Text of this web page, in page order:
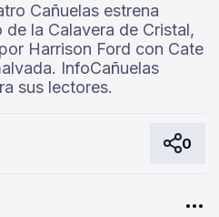
Cañuelas estrena
la Calavera de Cristal,
Harrison Ford con Cate
InfoCañuelas
sus lectores.
0